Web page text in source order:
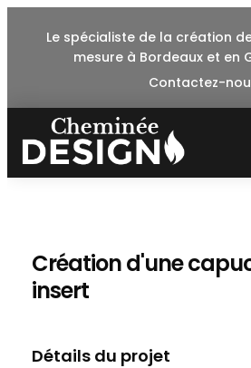
Le spécialiste de la création
mesure à Bordeaux et en
Contactez-
Création d'une
insert
Détails du projet